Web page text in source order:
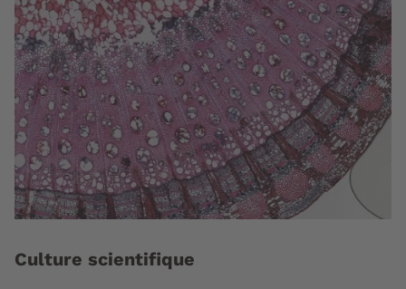
Culture scientifique